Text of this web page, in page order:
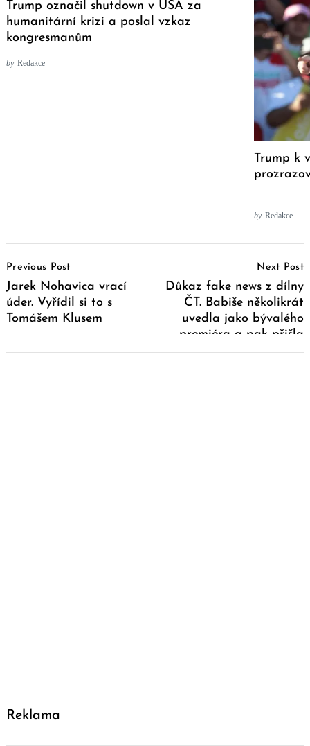
Trump označil shutdown v USA za
humanitární krizi a poslal vzkaz
kongresmanům
by Redakce
Trump k
by Redakce
Navigation
Previous Post
Jarek Nohavica vrací
úder. Vyřídil si to s
Tomášem Klusem
Next Post
Důkaz fake news z dílny
ČT. Babiše několikrát
uvedla jako bývalého
premiéra a pak přišla
cenzura
Reklama